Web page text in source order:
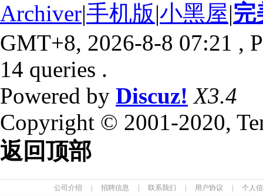
Archiver|手机版|小黑屋|完
GMT+8, 2026-8-8 07:21 ,
14 queries .
Powered by Discuz! X3.4
Copyright © 2001-2020,
返回顶部
公司介绍 招聘信息 联系我们 用户协议 个人